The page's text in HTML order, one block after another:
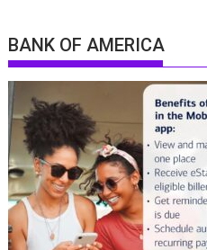
BANK OF AMERICA